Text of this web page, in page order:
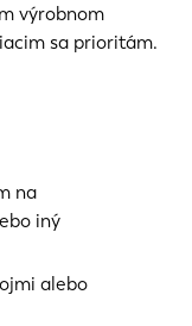
výrobnom
sa prioritám.
na
iný
alebo